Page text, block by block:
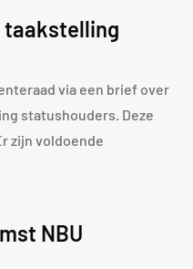
via een brief over
statushouders. Deze
zijn voldoende
NBU